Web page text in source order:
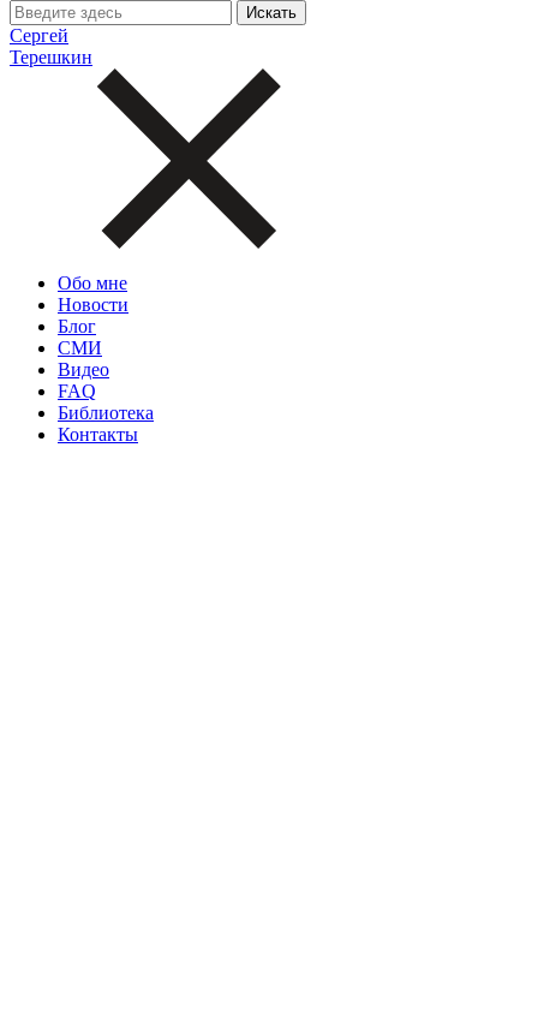
Сергей
Терешкин
Обо мне
Новости
Блог
СМИ
Видео
FAQ
Библиотека
Контакты